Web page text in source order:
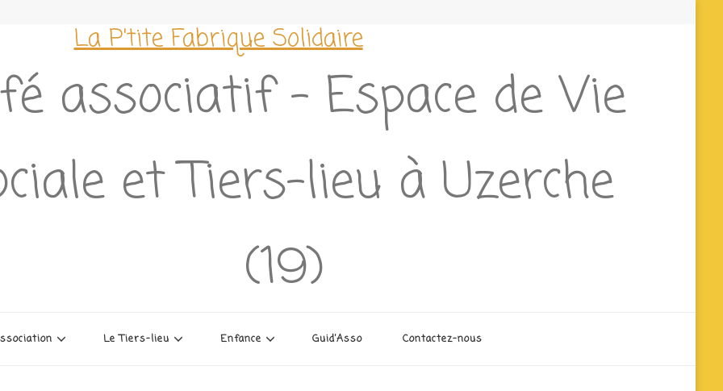
La P'tite Fabrique Solidaire
associatif – Espace de Vie
et Tiers-lieu à Uzerche
(19)
Le Tiers-lieu Enfance Guid’Asso Contactez-nous